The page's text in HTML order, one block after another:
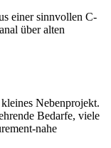
einer sinnvollen C-
über alten
Nebenprojekt.
Bedarfe, viele
nahe